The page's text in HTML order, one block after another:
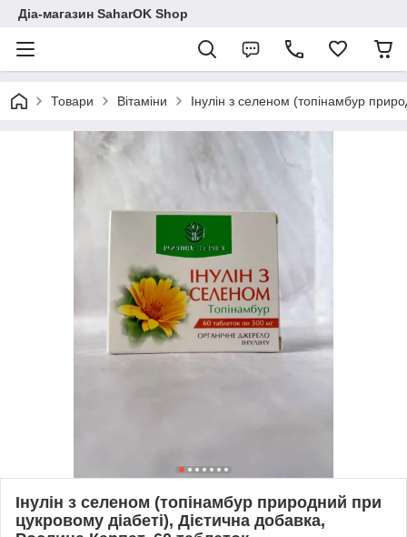
Діа-магазин SaharOK Shop
Товари Вітаміни Інулін з селеном (топінамбур
Інулін з селеном (топінамбур природний при
цукровому діабеті), Дієтична добавка,